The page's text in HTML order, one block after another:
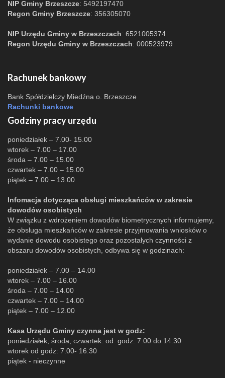
NIP Gminy Brzeszcze: 5492197470
Regon Gminy Brzeszcze: 356305070
NIP Urzędu Gminy w Brzeszczach: 6521005374
Regon Urzędu Gminy w Brzeszczach: 000523979
Rachunek bankowy
Bank Spółdzielczy Miedźna o. Brzeszcze
Rachunki bankowe
Godziny pracy urzędu
poniedziałek – 7.00- 15.00
wtorek – 7.00 – 17.00
środa – 7.00 – 15.00
czwartek – 7.00 – 15.00
piątek – 7.00 – 13.00
Infomacja dotycząca obsługi mieszkańców w zakresie
dowodów osobistych
W związku z wdrożeniem dowodów biometrycznych informujemy,
że obsługa mieszkańców w zakresie przyjmowania wniosków o
wydanie dowodu osobistego oraz pozostałych czynności z
obszaru dowodów osobistych, odbywa się w godzinach:
poniedziałek – 7.00 – 14.00
wtorek – 7.00 – 16.00
środa – 7.00 – 14.00
czwartek – 7.00 – 14.00
piątek – 7.00 – 12.00
Kasa Urzędu Gminy czynna jest w godz:
poniedziałek, środa, czwartek: od godz: 7.00 do 14.30
wtorek od godz: 7.00- 16.30
piątek - nieczynne